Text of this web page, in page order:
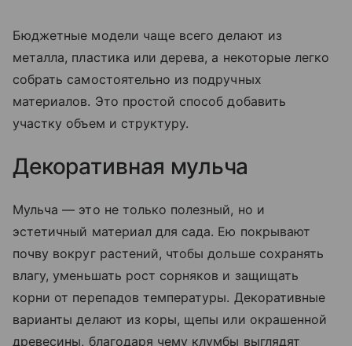
Бюджетные модели чаще всего делают из
металла, пластика или дерева, а некоторые легко
собрать самостоятельно из подручных
материалов. Это простой способ добавить
участку объем и структуру.
Декоративная мульча
Мульча — это не только полезный, но и
эстетичный материал для сада. Ею покрывают
почву вокруг растений, чтобы дольше сохранять
влагу, уменьшать рост сорняков и защищать
корни от перепадов температуры. Декоративные
варианты делают из коры, щепы или окрашенной
древесины, благодаря чему клумбы выглядят